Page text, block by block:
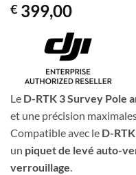
€ 399,00
Le D-RTK 3 Survey Pole
et une précision
Compatible avec le D-
un piquet de levé auto-
verrouillage.